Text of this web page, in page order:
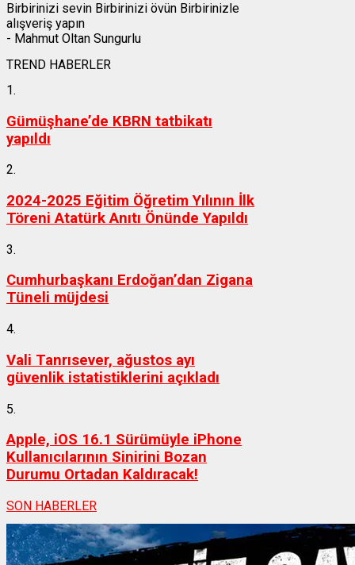
Birbirinizi sevin Birbirinizi övün Birbirinizle
alışveriş yapın
- Mahmut Oltan Sungurlu
TREND HABERLER
1.
Gümüşhane’de KBRN tatbikatı
yapıldı
2.
2024-2025 Eğitim Öğretim Yılının İlk
Töreni Atatürk Anıtı Önünde Yapıldı
3.
Cumhurbaşkanı Erdoğan’dan Zigana
Tüneli müjdesi
4.
Vali Tanrısever, ağustos ayı
güvenlik istatistiklerini açıkladı
5.
Apple, iOS 16.1 Sürümüyle iPhone
Kullanıcılarının Sinirini Bozan
Durumu Ortadan Kaldıracak!
SON HABERLER